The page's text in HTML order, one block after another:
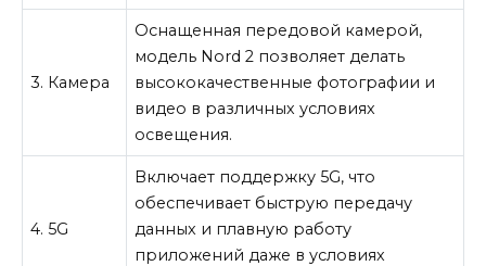
3. Камера
Оснащенная передовой камерой,
модель Nord 2 позволяет делать
высококачественные фотографии и
видео в различных условиях
освещения.
4. 5G
Включает поддержку 5G, что
обеспечивает быструю передачу
данных и плавную работу
приложений даже в условиях